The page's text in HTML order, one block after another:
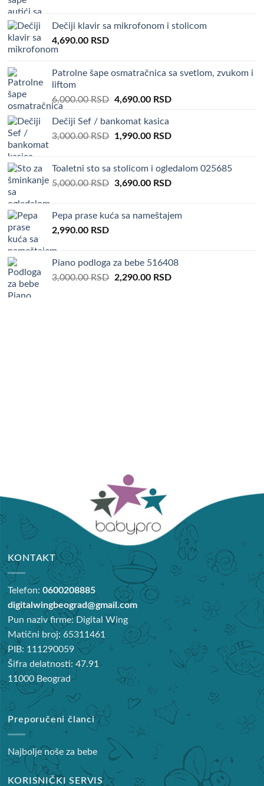
2,500.00 RSD.1,990.00 RSD.
Dečiji klavir sa mikrofonom i stolicom
4,690.00 RSD
Patrolne šape osmatračnica sa svetlom, zvukom i
liftom
6,000.00RSD Original
was:
6,000.00 RSD.
4,690.00 RSDCurrent
4,690.00 RSD.
Dečiji Sef / bankomat kasica
3,000.00RSD Original
3,000.00 RSD.
1,990.00 RSDCurrent
1,990.00 RSD.
Toaletni sto sa stolicom i ogledalom 025685
5,000.00RSD Original
5,000.00 RSD.
3,690.00 RSDCurrent
3,690.00 RSD.
Pepa prase kuća sa nameštajem
2,990.00 RSD
Piano podloga za bebe 516408
3,000.00RSD Original
2,290.00 RSDCurrent
KONTAKT
Telefon:0600208885
digitalwingbeograd@gmail.com
Pun naziv firme: Digital Wing
Matični broj: 65311461
PIB: 111290059
Šifra delatnosti: 47.91
11000 Beograd
Preporučeni članci
Najbolje noše za bebe
KORISNIČKI SERVIS